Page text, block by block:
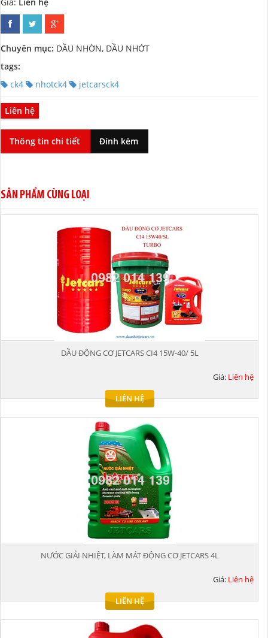
Chuyên mục: DẦU NHỜN, DẦU NHỚT
tags:
ck4
nhotck4 jetcarsck4
Liên hệ
Thông tin chi tiết Đính kèm
SẢN PHẨM CÙNG LOẠI
DẦU ĐỘNG CƠ JETCARS CI4 15W-40/ 5L
Giá: Liên hệ
LIÊN HỆ
NƯỚC GIẢI NHIỆT, LÀM MÁT ĐỘNG CƠ JETCARS 4L
Giá: Liên hệ
LIÊN HỆ